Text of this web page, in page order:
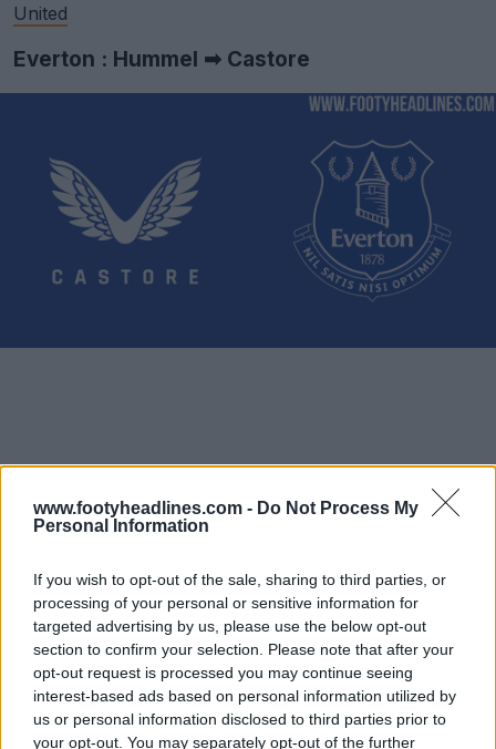
www.footyheadlines.com - Do Not Process My
Personal Information
If you wish to opt-out of the sale, sharing to third parties, or
processing of your personal or sensitive information for
targeted advertising by us, please use the below opt-out
section to confirm your selection. Please note that after your
opt-out request is processed you may continue seeing
interest-based ads based on personal information utilized by
us or personal information disclosed to third parties prior to
your opt-out. You may separately opt-out of the further
United
Everton : Hummel ➡ Castore